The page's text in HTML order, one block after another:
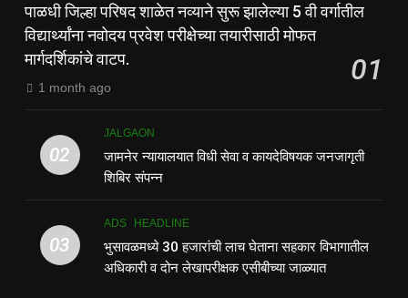
पाळधी जिल्हा परिषद शाळेत नव्याने सुरू झालेल्या 5 वी वर्गातील
विद्यार्थ्यांना नवोदय प्रवेश परीक्षेच्या तयारीसाठी मोफत
मार्गदर्शिकांचे वाटप.
01
1 month ago
02
JALGAON
जामनेर न्यायालयात विधी सेवा व कायदेविषयक जनजागृती
शिबिर संपन्न
03
ADS HEADLINE
भुसावळमध्ये 30 हजारांची लाच घेताना सहकार विभागातील
अधिकारी व दोन लेखापरीक्षक एसीबीच्या जाळ्यात